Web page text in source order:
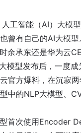
工智能（AI）大模
曾有自己的AI大模型
余承东还是华为云
模型发布后，一度
官方爆料，在沉寂
中的NLP大模型、
首次使用Encoder